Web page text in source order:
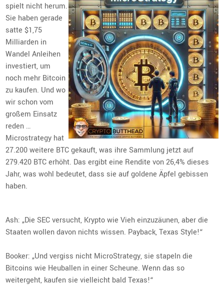
spielt nicht herum.
Sie haben gerade
satte $1,75
Milliarden in
Wandel Anleihen
investiert, um
noch mehr Bitcoin
zu kaufen. Und wo
wir schon vom
großem Einsatz
reden …
Microstrategy hat
27.200 weitere BTC gekauft, was ihre Sammlung jetzt auf
279.420 BTC erhöht. Das ergibt eine Rendite von 26,4% dieses
Jahr, was wohl bedeutet, dass sie auf goldene Äpfel gebissen
haben.
Ash: „Die SEC versucht, Krypto wie Vieh einzuzäunen, aber die
Staaten wollen davon nichts wissen. Payback, Texas Style!“
Booker: „Und vergiss nicht MicroStrategy, sie stapeln die
Bitcoins wie Heuballen in einer Scheune. Wenn das so
weitergeht, kaufen sie vielleicht bald Texas!“